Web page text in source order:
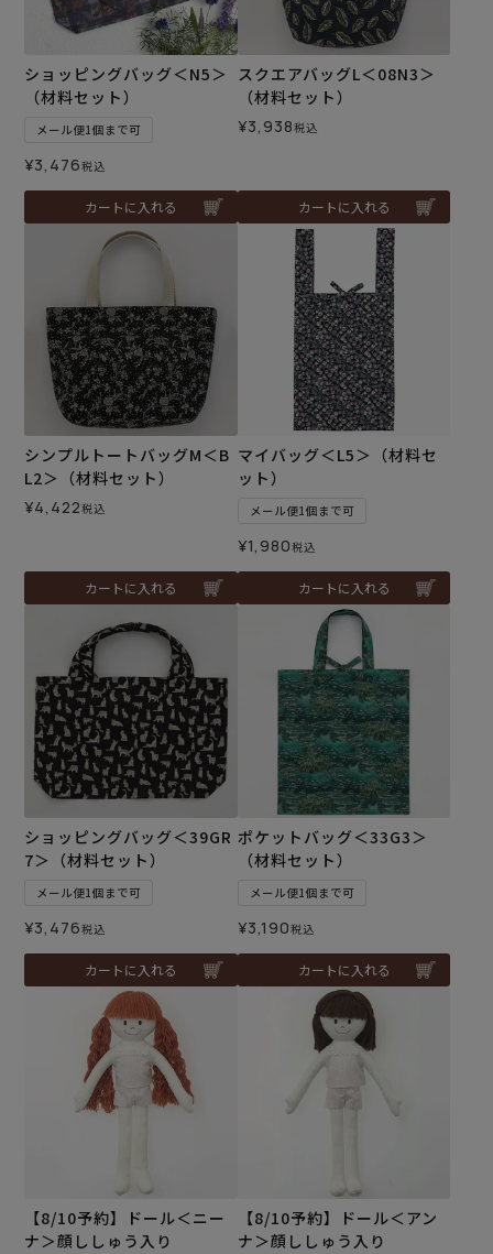
ショッピングバッグ＜N5＞
（材料セット）
メール便1個まで可
¥3,476税込
カートに入れる
スクエアバッグL＜08N3＞
（材料セット）
¥3,938税込
カートに入れる
シンプルトートバッグM＜B
L2＞（材料セット）
¥4,422税込
カートに入れる
マイバッグ＜L5＞（材料セ
ット）
メール便1個まで可
¥1,980税込
カートに入れる
ショッピングバッグ＜39GR
7＞（材料セット）
メール便1個まで可
¥3,476税込
カートに入れる
ポケットバッグ＜33G3＞
（材料セット）
メール便1個まで可
¥3,190税込
カートに入れる
【8/10予約】ドール＜ニー
ナ＞顔ししゅう入り
【8/10予約】ドール＜アン
ナ＞顔ししゅう入り